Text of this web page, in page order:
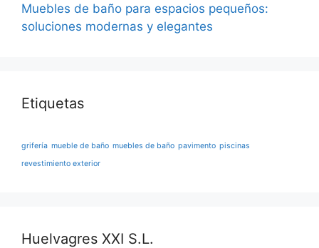
Muebles de baño para espacios pequeños:
soluciones modernas y elegantes
Etiquetas
grifería mueble de baño muebles de baño pavimento piscinas
revestimiento exterior
Huelvagres XXI S.L.